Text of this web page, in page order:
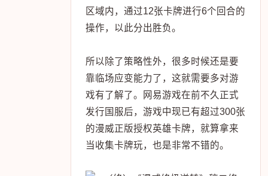
区域内，通过12张卡牌进行6个回合的
操作，以此分出胜负。
所以除了策略性外，很多时候还是要
靠临场应变能力了，这就需要多对游
戏有了解了。网易游戏在前不久正式
发行国服后，游戏中现已有超过300张
的漫威正版授权英雄卡牌，就算拿来
当收集卡牌玩，也是非常不错的。